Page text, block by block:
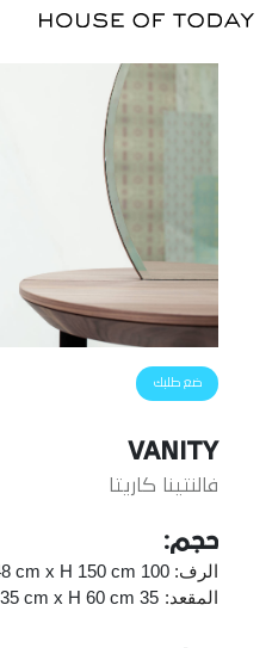
ضع طلبك
VANITY
فالنتينا كاريتا
حجم:
الرف: 100 cm x 48 cm x H 150 cm
المقعد: 35 cm x 35 cm x H 60 cm